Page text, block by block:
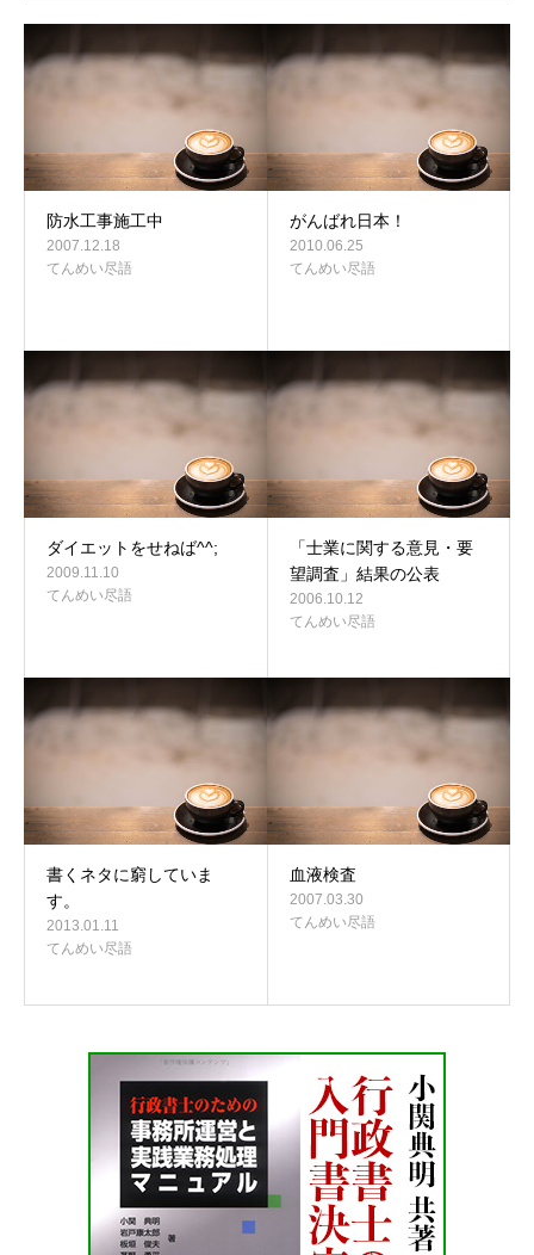
防水工事施工中
2007.12.18
てんめい尽語
がんばれ日本！
2010.06.25
てんめい尽語
ダイエットをせねば^^;
2009.11.10
てんめい尽語
「士業に関する意見・要
望調査」結果の公表
2006.10.12
てんめい尽語
書くネタに窮していま
す。
2013.01.11
てんめい尽語
血液検査
2007.03.30
てんめい尽語